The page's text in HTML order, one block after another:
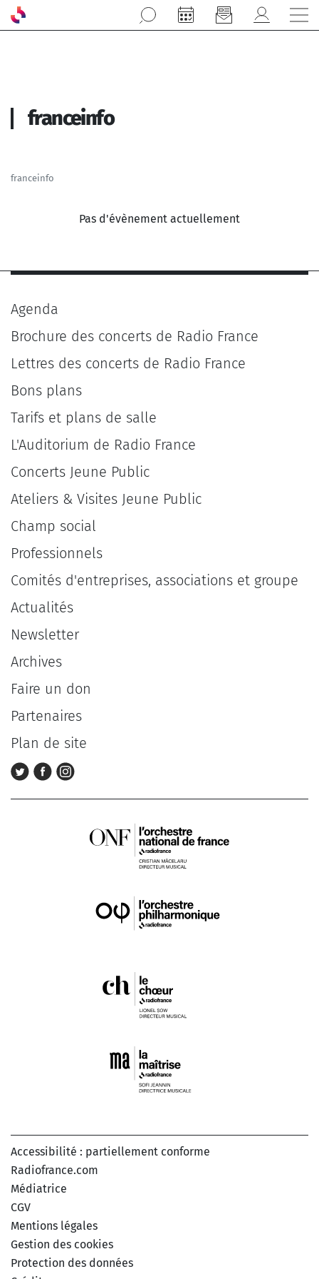
Aller au contenu principal
franceinfo
franceinfo
Pas d'évènement actuellement
Agenda
Brochure des concerts de Radio France
Lettres des concerts de Radio France
Bons plans
Tarifs et plans de salle
L'Auditorium de Radio France
Concerts Jeune Public
Ateliers & Visites Jeune Public
Champ social
Professionnels
Comités d'entreprises, associations et groupe
Actualités
Newsletter
Archives
Faire un don
Partenaires
Plan de site
Accessibilité : partiellement conforme
Radiofrance.com
Médiatrice
CGV
Mentions légales
Gestion des cookies
Protection des données